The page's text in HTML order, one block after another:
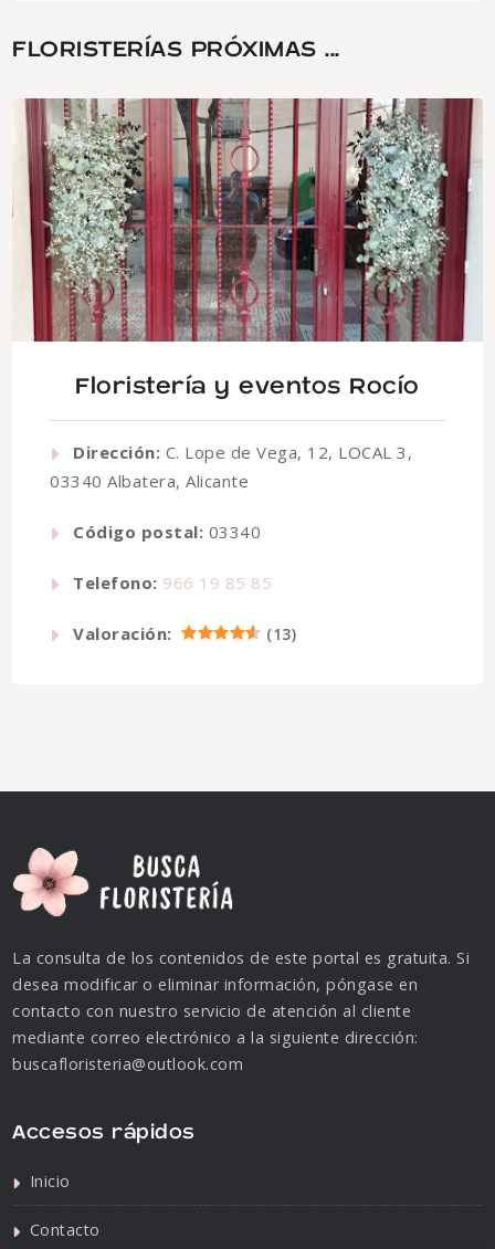
FLORISTERÍAS PRÓXIMAS ...
Floristería y eventos Rocío
Dirección: C. Lope de Vega, 12, LOCAL 3,
03340 Albatera, Alicante
Código postal: 03340
Telefono: 966 19 85 85
Valoración: (13)
La consulta de los contenidos de este portal es gratuita. Si
desea modificar o eliminar información, póngase en
contacto con nuestro servicio de atención al cliente
mediante correo electrónico a la siguiente dirección:
buscafloristeria@outlook.com
Accesos rápidos
Inicio
Contacto